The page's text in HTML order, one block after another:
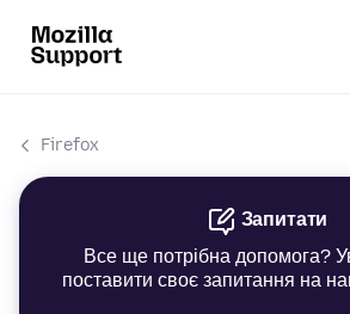
Firefox
Запитати
Все ще потрібна допомога?
поставити своє запитання на